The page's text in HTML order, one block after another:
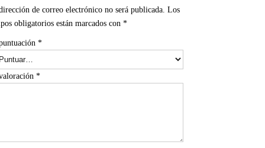
de correo electrónico no será publicada. Los
obligatorios están marcados con *
*
*